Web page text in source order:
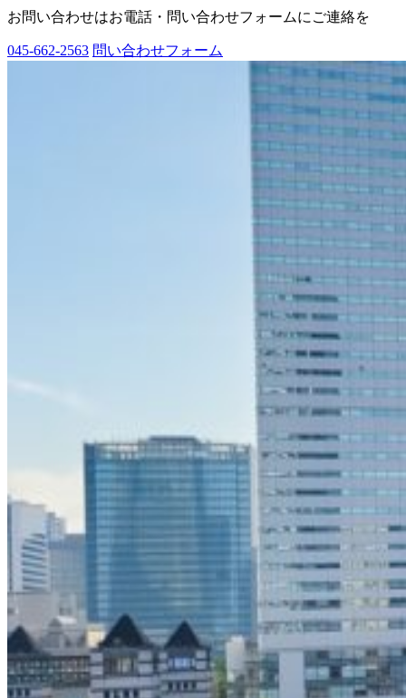
お問い合わせはお電話・問い合わせフォームにご連絡を
045-662-2563 問い合わせフォーム